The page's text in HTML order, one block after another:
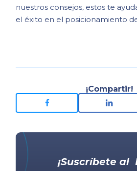
nuestros consejos, estos te
el éxito en el posicionamiento
¡Compartir!
¡Suscríbete al